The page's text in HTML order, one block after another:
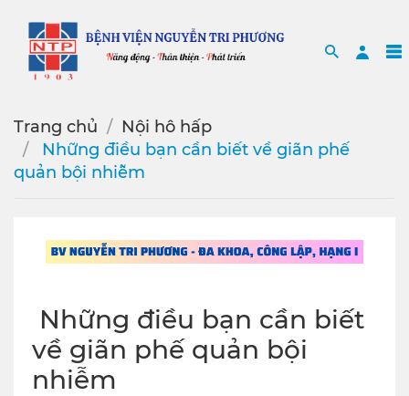
Search
Trang chủ
Nội hô hấp
️ Những điều bạn cần biết về giãn phế
quản bội nhiễm
️ Những điều bạn cần biết
về giãn phế quản bội
nhiễm